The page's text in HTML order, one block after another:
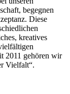
begegnen
Diese
kreatives
2011 gehören wir
Vielfalt“.